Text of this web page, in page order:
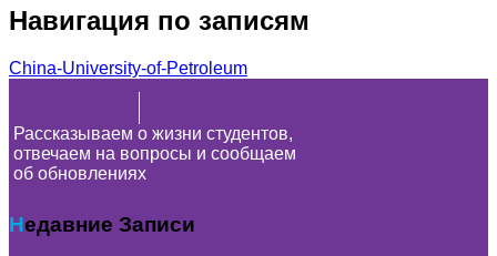
Навигация по записям
China-University-of-Petroleum
Рассказываем о жизни студентов,
отвечаем на вопросы и сообщаем
об обновлениях
Недавние Записи